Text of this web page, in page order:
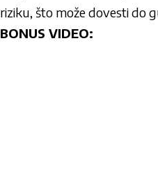
riziku, što može dovesti do
BONUS VIDEO: